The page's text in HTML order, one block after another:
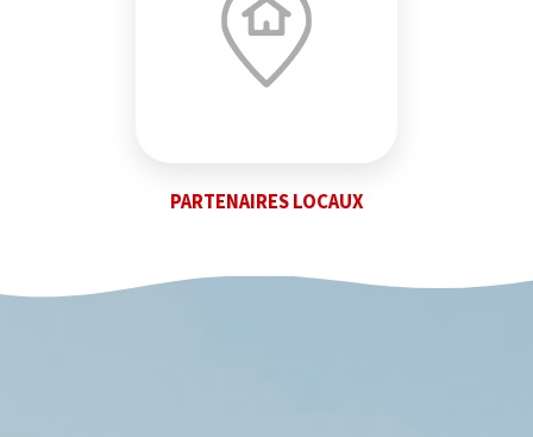
PARTENAIRES LOCAUX